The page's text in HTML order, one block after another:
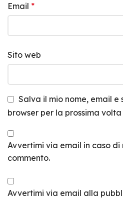
Email *
Sito web
Salva il mio nome, email e
browser per la prossima
Avvertimi via email in caso di
commento.
Avvertimi via email alla